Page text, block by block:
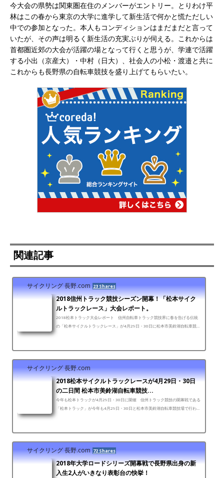
今大会の県勢は関東圏在住のメンバーがエントリー。とりわけ平
林はこの春から東京の大学に進学して新生活で何かと慌ただしい
中での参加となった。本人もコンディションはまだまだと言って
いたが、その声は明るく新生活の充実ぶりが伺える。これからは
首都圏近郊の大会が活躍の場となって行くと思うが、学連で活躍
する小出（京産大）・中村（日大）、社会人の小松・渡邉と共に
これからも長野県の自転車競技を盛り上げてもらいたい。
関連記事
サイクリング 長野.com 23 Shares
2018信州トラック競技シーズン開幕！「松本サイク
ルトラックレース」大会レポート。
2018松本トラック大会レポート 信州自転車トラック競技界に春を告げる伝統
の「松本サイクルトラックレース」が4月29日・30日に松本市美鈴湖自転車競技
サイクリング 長野.com
2018松本サイクルトラックレースが4月29日・30日
の二日間 松本市美鈴湖自転車競技...
今年も松本トラックが4月29日・30日に開催 信州トラック競技の開幕戦である
「松本トラック」が今年も4月29日・30日と松本市美鈴湖自転車競技場で行われ
サイクリング 長野.com 72 Shares
2018年大学ロードシリーズ開幕戦で長野県出身の新
入生2人がいきなり表彰台の快挙！